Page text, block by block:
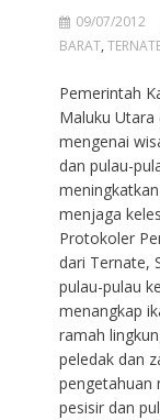
09/07/2012
BARAT,
Pemerintah
Maluku
mengenai
dan pulau-
menjaga
Protokoler
dari Ternate,
pulau-pulau
menangkap
ramah
peledak dan
pengetahuan
pesisir dan